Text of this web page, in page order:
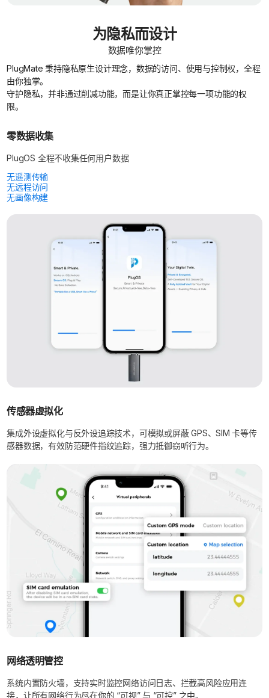
为隐私而设计
数据唯你掌控
PlugMate 秉持隐私原生设计理念，数据的访问、使用与控制权，全程
由你独掌。
守护隐私，并非通过削减功能，而是让你真正掌控每一项功能的权
限。
零数据收集
PlugOS 全程不收集任何用户数据
无遥测传输
无远程访问
无画像构建
传感器虚拟化
集成外设虚拟化与反外设追踪技术，可模拟或屏蔽 GPS、SIM 卡等传
感器数据，有效防范硬件指纹追踪，强力抵御窃听行为。
网络透明管控
系统内置防火墙，支持实时监控网络访问日志、拦截高风险应用连
接，让所有网络行为尽在你的 “可视” 与 “可控” 之中。